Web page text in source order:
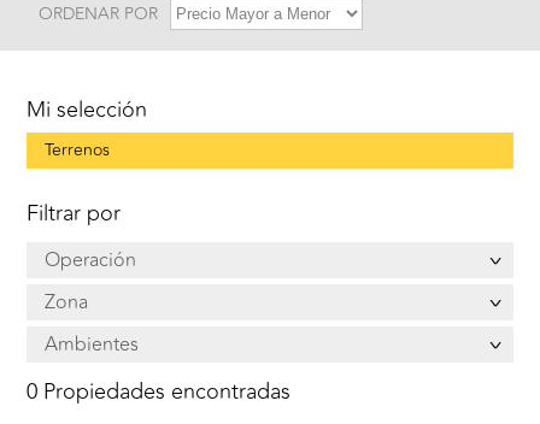
ORDENAR POR
Mi selección
Terrenos
Filtrar por
Operación
Zona
Ambientes
0 Propiedades encontradas